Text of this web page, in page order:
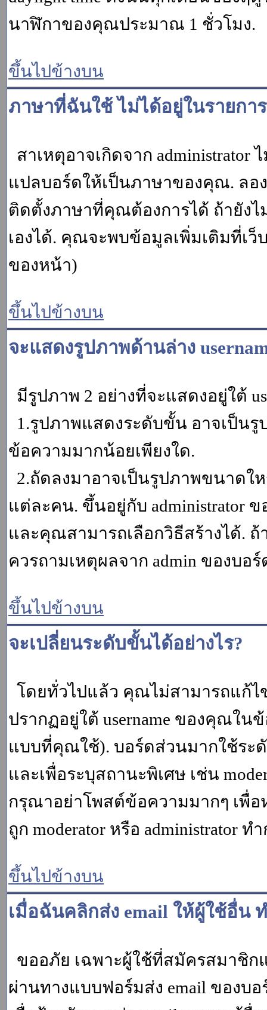
นาฬิกาของคุณประมาณ 1 ชั่วโมง.
ขึ้นไปข้างบน
ภาษาที่ฉันใช้ ไม่ได้อยู่ในรายกา
สาเหตุอาจเกิดจาก
แปลบอร์ดให้เป็นภาษาของคุณ. ลอง
ติดตั้งภาษาที่คุณต้องการได้ ถ้ายัง
เองได้. คุณจะพบข้อมูลเพิ่มเติมที่เว็
ของหน้า)
ขึ้นไปข้างบน
จะแสดงรูปภาพด้านล่าง
มีรูปภาพ 2 อย่างที่จะแสดงอยู่ใต้
1.รูปภาพแสดงระดับขั้น อาจเป็น
ข้อความมากน้อยเพียงใด.
2.ถัดลงมาอาจเป็นรูปภาพขนาดใ
แต่ละคน. ขึ้นอยู่กับ administrator
และคุณสามารถเลือกวิธีสร้างได้.
ควรถามเหตุผลจาก admin ของบอ
ขึ้นไปข้างบน
จะเปลี่ยนระดับขั้นได้อย่างไร?
โดยทั่วไปแล้ว คุณไม่สามารถแก้
ปรากฏอยู่ใต้ username ของคุณใ
แบบที่คุณใช้). บอร์ดส่วนมากใช้ร
และเพื่อระบุสถานะพิเศษ เช่น
กรุณาอย่าโพสต์ข้อความมากๆ เพื่
ถูก moderator หรือ administrator
ขึ้นไปข้างบน
เมื่อฉันคลิกส่ง email ให้ผู้ใช้อื่น
ขออภัย เฉพาะผู้ใช้ที่สมัครสมาชิก
ผ่านทางแบบฟอร์มส่ง email ของ